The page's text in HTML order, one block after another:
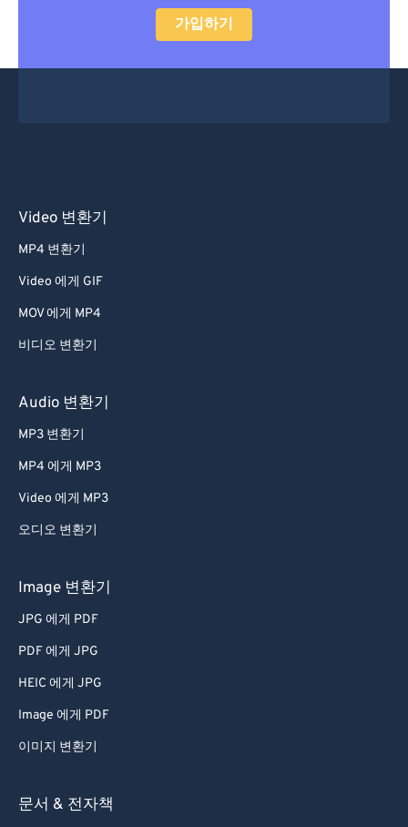
가입하기
Video 변환기
MP4 변환기
Video 에게 GIF
MOV 에게 MP4
비디오 변환기
Audio 변환기
MP3 변환기
MP4 에게 MP3
Video 에게 MP3
오디오 변환기
Image 변환기
JPG 에게 PDF
PDF 에게 JPG
HEIC 에게 JPG
Image 에게 PDF
이미지 변환기
문서 & 전자책